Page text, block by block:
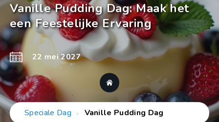
Vanille Pudding Dag: Maak het
een Feestelijke Ervaring
22 mei 2027
Speciale Dag Vanille Pudding Dag